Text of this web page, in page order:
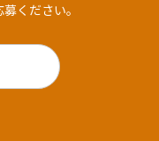
ください。